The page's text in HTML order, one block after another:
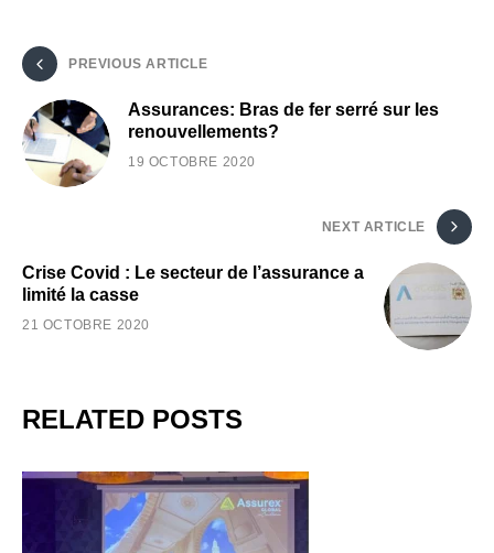
PREVIOUS ARTICLE
Assurances: Bras de fer serré sur les
renouvellements?
19 OCTOBRE 2020
NEXT ARTICLE
Crise Covid : Le secteur de l’assurance a
limité la casse
21 OCTOBRE 2020
RELATED POSTS